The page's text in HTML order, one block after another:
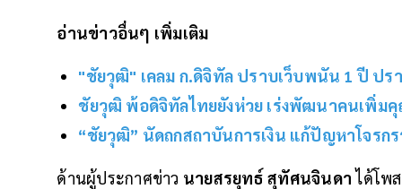
อ่านข่าวอื่นๆ เพิ่มเติม
"ชัยวุฒิ" เคลม ก.ดิจิทัล ปราบเว็บพนัน 1 ปี ปร
ชัยวุฒิ พ้อดิจิทัลไทยยังห่วย เร่งพัฒนาคนเพิ่ม
“ชัยวุฒิ” นัดถกสถาบันการเงิน แก้ปัญหาโจรก
ด้านผู้ประกาศข่าว นายสรยุทธ์ สุทัศนจินดา ได้โพ